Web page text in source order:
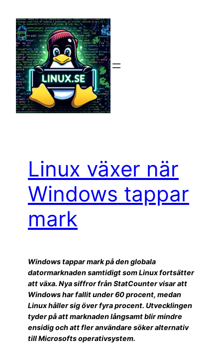
innehåll
Linux växer när
Windows tappar
mark
Windows tappar mark på den globala
datormarknaden samtidigt som Linux fortsätter
att växa. Nya siffror från StatCounter visar att
Windows har fallit under 60 procent, medan
Linux håller sig över fyra procent. Utvecklingen
tyder på att marknaden långsamt blir mindre
ensidig och att fler användare söker alternativ
till Microsofts operativsystem.